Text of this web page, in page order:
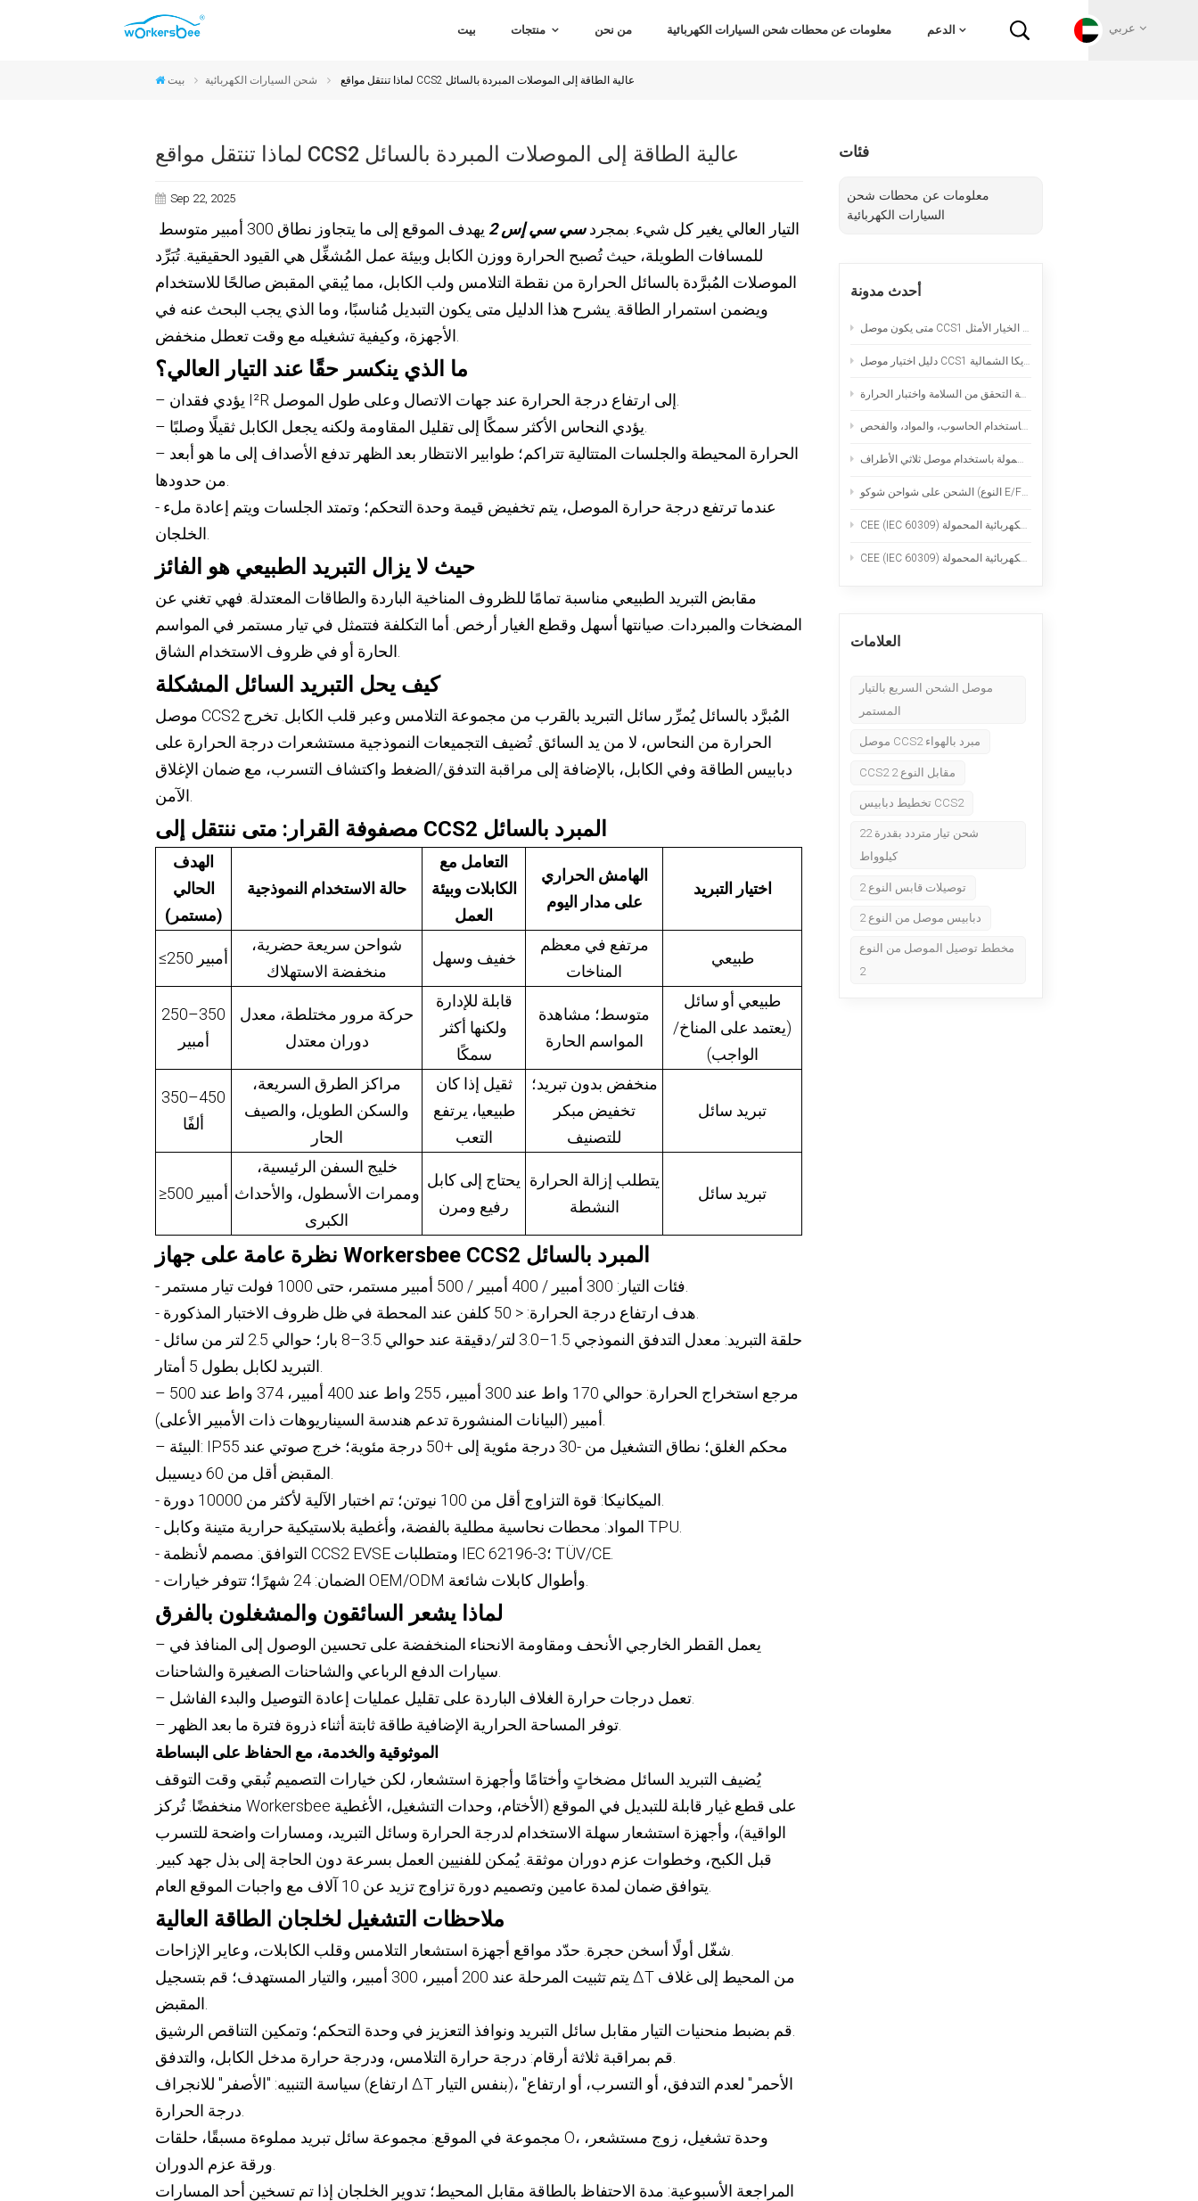
بيت من نحن معلومات عن محطات شحن السيارات الكهربائية الدعم عربي
بيت شحن السيارات الكهربائية لماذا تنتقل مواقع CCS2 عالية الطاقة إلى الموصلات المبردة بالسائل
فئات
معلومات عن محطات شحن
السيارات الكهربائية
أحدث مدونة
متى يكون موصل CCS1 المبرد طبيعياً هو الخيار الأمثل
دليل اختيار موصل CCS1 لمشاريع الشحن السريع بالتيار المستمر في أمريكا الشمالية
سلك تمديد لشحن السيارات الكهربائية المحمولة: قائمة التحقق من السلامة واختبار الحرارة
قدرات التصنيع الدقيق: الخراطة السويسرية، والطحن باستخدام الحاسوب، والمواد، والفحص
العلامات
موصل الشحن السريع بالتيار
المستمر
موصل CCS2 مبرد بالهواء
CCS2 مقابل النوع 2
تخطيط دبابيس CCS2
شحن تيار متردد بقدرة 22
كيلوواط
توصيلات قابس النوع 2
دبابيس موصل من النوع 2
مخطط توصيل الموصل من النوع
2
لماذا تنتقل مواقع CCS2 عالية الطاقة إلى الموصلات المبردة بالسائل
Sep 22, 2025
التيار العالي يغير كل شيء. بمجردسي سي إس 2
يهدف الموقع إلى ما يتجاوز نطاق 300 أمبير متوسط ​​
للمسافات الطويلة، حيث تُصبح الحرارة ووزن الكابل وبيئة عمل المُشغِّل هي القيود الحقيقية. تُبَرِّد
الموصلات المُبرَّدة بالسائل الحرارة من نقطة التلامس ولب الكابل، مما يُبقي المقبض صالحًا للاستخدام
ويضمن استمرار الطاقة. يشرح هذا الدليل متى يكون التبديل مُناسبًا، وما الذي يجب البحث عنه في
ما الذي ينكسر حقًا عند التيار العالي؟
– الحرارة المحيطة والجلسات المتتالية تتراكم؛ طوابير الانتظار بعد الظهر تدفع الأصداف إلى ما هو أبعد
- عندما ترتفع درجة حرارة الموصل، يتم تخفيض قيمة وحدة التحكم؛ وتمتد الجلسات ويتم إعادة ملء
حيث لا يزال التبريد الطبيعي هو الفائز
مقابض التبريد الطبيعي مناسبة تمامًا للظروف المناخية الباردة والطاقات المعتدلة. فهي تغني عن
المضخات والمبردات. صيانتها أسهل وقطع الغيار أرخص. أما التكلفة فتتمثل في تيار مستمر في المواسم
كيف يحل التبريد السائل المشكلة
موصل CCS2 المُبرَّد بالسائل يُمرِّر سائل التبريد بالقرب من مجموعة التلامس وعبر قلب الكابل. تخرج
الحرارة من النحاس، لا من يد السائق. تُضيف التجميعات النموذجية مستشعرات درجة الحرارة على
دبابيس الطاقة وفي الكابل، بالإضافة إلى مراقبة التدفق/الضغط واكتشاف التسرب، مع ضمان الإغلاق
مصفوفة القرار: متى ننتقل إلى CCS2 المبرد بالسائل
الهدف
الحالي
(مستمر)
حالة الاستخدام النموذجية
التعامل مع
الكابلات وبيئة
العمل
الهامش الحراري
على مدار اليوم
اختيار التبريد
≤250 أمبير
شواحن سريعة حضرية،
منخفضة الاستهلاك
خفيف وسهل
مرتفع في معظم
المناخات
طبيعي
250–350
أمبير
حركة مرور مختلطة، معدل
دوران معتدل
قابلة للإدارة
ولكنها أكثر
سمكًا
متوسط؛ مشاهدة
المواسم الحارة
طبيعي أو سائل
(يعتمد على المناخ/
الواجب)
350–450
ألفًا
مراكز الطرق السريعة،
والسكن الطويل، والصيف
الحار
ثقيل إذا كان
طبيعيا، يرتفع
التعب
منخفض بدون تبريد؛
تخفيض مبكر
للتصنيف
تبريد سائل
≥500 أمبير
خليج السفن الرئيسية،
وممرات الأسطول، والأحداث
الكبرى
يحتاج إلى كابل
رفيع ومرن
يتطلب إزالة الحرارة
النشطة
تبريد سائل
نظرة عامة على جهاز Workersbee CCS2 المبرد بالسائل
- حلقة التبريد: معدل التدفق النموذجي 1.5–3.0 لتر/دقيقة عند حوالي 3.5–8 بار؛ حوالي 2.5 لتر من سائل
– مرجع استخراج الحرارة: حوالي 170 واط عند 300 أمبير، 255 واط عند 400 أمبير، 374 واط عند 500
– البيئة: IP55 محكم الغلق؛ نطاق التشغيل من -30 درجة مئوية إلى +50 درجة مئوية؛ خرج صوتي عند
- المواد: محطات نحاسية مطلية بالفضة، وأغطية بلاستيكية حرارية متينة وكابل TPU.
- التوافق: مصمم لأنظمة CCS2 EVSE ومتطلبات IEC 62196-3؛ TÜV/CE.
لماذا يشعر السائقون والمشغلون بالفرق
– يعمل القطر الخارجي الأنحف ومقاومة الانحناء المنخفضة على تحسين الوصول إلى المنافذ في
الموثوقية والخدمة، مع الحفاظ على البساطة
يُضيف التبريد السائل مضخاتٍ وأختامًا وأجهزة استشعار، لكن خيارات التصميم تُبقي وقت التوقف
منخفضًا. تُركز Workersbee على قطع غيار قابلة للتبديل في الموقع (الأختام، وحدات التشغيل، الأغطية
الواقية)، وأجهزة استشعار سهلة الاستخدام لدرجة الحرارة وسائل التبريد، ومسارات واضحة للتسرب
قبل الكبح، وخطوات عزم دوران موثقة. يُمكن للفنيين العمل بسرعة دون الحاجة إلى بذل جهد كبير.
ملاحظات التشغيل لخلجان الطاقة العالية
يتم تثبيت المرحلة عند 200 أمبير، 300 أمبير، والتيار المستهدف؛ قم بتسجيل ΔT من المحيط إلى غلاف
سياسة التنبيه: "الأصفر" للانجراف (ارتفاع ΔT بنفس التيار)، "الأحمر" لعدم التدفق، أو التسرب، أو ارتفاع
مجموعة في الموقع: مجموعة سائل تبريد مملوءة مسبقًا، حلقات O، وحدة تشغيل، زوج مستشعر،
المراجعة الأسبوعية: مدة الاحتفاظ بالطاقة مقابل المحيط؛ تدوير الخلجان إذا تم تسخين أحد المسارات